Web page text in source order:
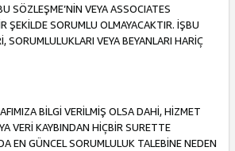
SÖZLEŞME’NİN VEYA ASSOCIATES
ŞEKİLDE SORUMLU OLMAYACAKTIR. İŞBU
SORUMLULUKLARI VEYA BEYANLARI HARİÇ
BİLGİ VERİLMİŞ OLSA DAHİ, HİZMET
VERİ KAYBINDAN HİÇBİR SURETTE
EN GÜNCEL SORUMLULUK TALEBİNE NEDEN